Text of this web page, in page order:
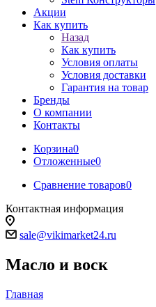
Акции
Как купить
Назад
Как купить
Условия оплаты
Условия доставки
Гарантия на товар
Бренды
О компании
Контакты
Корзина0
Отложенные0
Сравнение товаров0
Контактная информация
sale@vikimarket24.ru
Масло и воск
Главная